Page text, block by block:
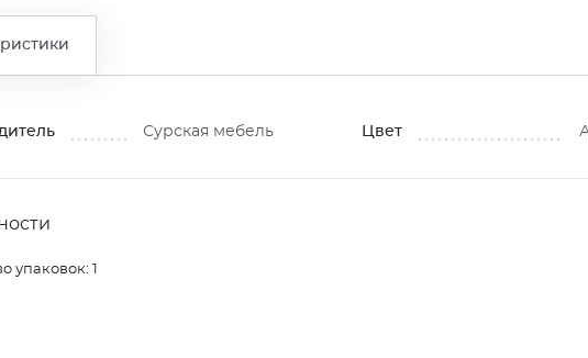
Сурская мебель Цвет
упаковок: 1